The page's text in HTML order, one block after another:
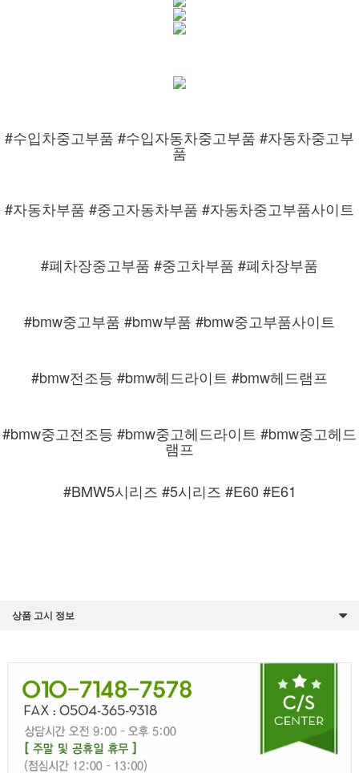
#수입차중고부품 #수입자동차중고부품 #자동차중고부
품
#자동차부품 #중고자동차부품 #자동차중고부품사이트
#폐차장중고부품 #중고차부품 #폐차장부품
#bmw중고부품 #bmw부품 #bmw중고부품사이트
#bmw전조등 #bmw헤드라이트 #bmw헤드램프
#bmw중고전조등 #bmw중고헤드라이트 #bmw중고헤드
램프
#BMW5시리즈 #5시리즈 #E60 #E61
상품 고시 정보